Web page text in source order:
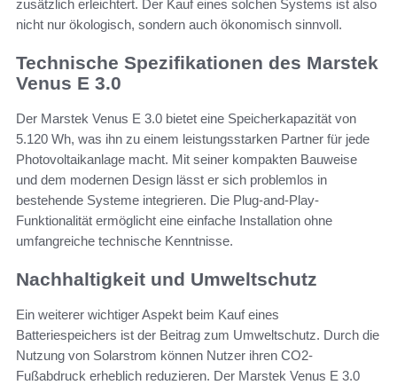
zusätzlich erleichtert. Der Kauf eines solchen Systems ist also
nicht nur ökologisch, sondern auch ökonomisch sinnvoll.
Technische Spezifikationen des Marstek
Venus E 3.0
Der Marstek Venus E 3.0 bietet eine Speicherkapazität von
5.120 Wh, was ihn zu einem leistungsstarken Partner für jede
Photovoltaikanlage macht. Mit seiner kompakten Bauweise
und dem modernen Design lässt er sich problemlos in
bestehende Systeme integrieren. Die Plug-and-Play-
Funktionalität ermöglicht eine einfache Installation ohne
umfangreiche technische Kenntnisse.
Nachhaltigkeit und Umweltschutz
Ein weiterer wichtiger Aspekt beim Kauf eines
Batteriespeichers ist der Beitrag zum Umweltschutz. Durch die
Nutzung von Solarstrom können Nutzer ihren CO2-
Fußabdruck erheblich reduzieren. Der Marstek Venus E 3.0